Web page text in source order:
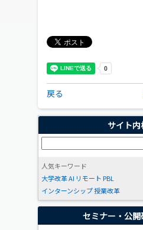
戻る
サイト
人気キーワード
大学改革AI リモート PBL
インターンシップ授業改革
セミナー・公